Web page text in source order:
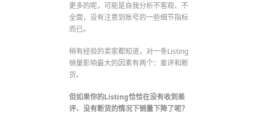
更多的呢，可能是自我分析不客观、不
全面，没有注意到账号的一些细节指标
而已。
稍有经验的卖家都知道，对一条Listing
销量影响最大的因素有两个：差评和断
货。
但如果你的Listing恰恰在没有收到差
评、没有断货的情况下销量下降了呢？